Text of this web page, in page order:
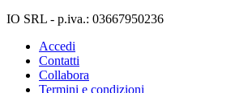
IO SRL - p.iva.: 03667950236
Accedi
Contatti
Collabora
Termini e condizioni